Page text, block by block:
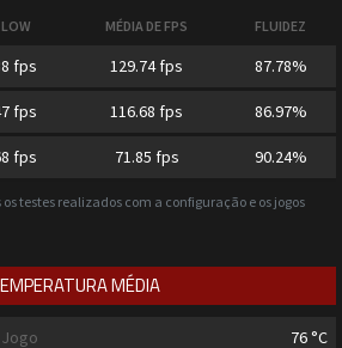
MÉDIA DE FPS FLUIDEZ
fps 129.74 fps 87.78%
fps 116.68 fps 86.97%
fps 71.85 fps 90.24%
testes realizados com a configuração e os jogos
MÉDIA
76 °C